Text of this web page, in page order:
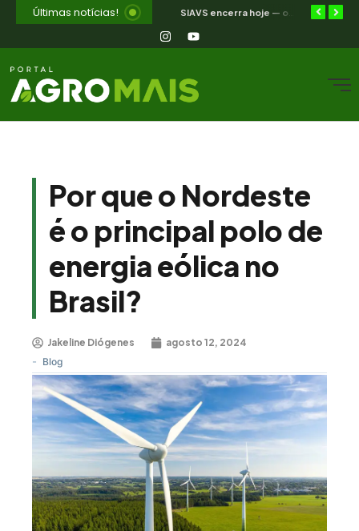
Últimas notícias!
Por que o Nordeste
é o principal polo de
energia eólica no
Brasil?
Jakeline Diógenes agosto 12, 2024
- Blog